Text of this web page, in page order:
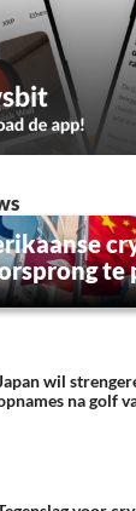
te
wil
na golf